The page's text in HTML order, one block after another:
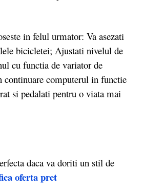
in felul urmator: Va asezati
bicicletei; Ajustati nivelul de
cu functia de variator de
continuare computerul in functie
si pedalati pentru o viata mai
daca va doriti un stil de
oferta pret